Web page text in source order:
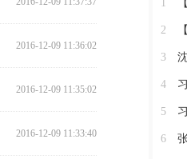
2016-12-09 11:36:02
2016-12-09 11:35:02
2016-12-09 11:33:40
1
2
3 沈
4
5
6